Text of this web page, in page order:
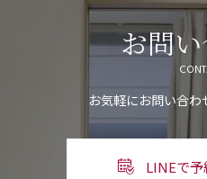
お問
お気軽にお問い合わ
LINEで予